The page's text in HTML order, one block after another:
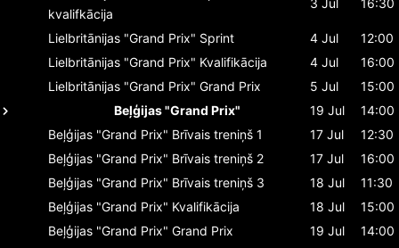
kvalifkācija
Lielbritānijas "Grand Prix" Sprint 4 Jul
12:00
Lielbritānijas "Grand Prix" Kvalifikācija 4 Jul
16:00
Lielbritānijas "Grand Prix" Grand Prix 5 Jul
15:00
Beļģijas "Grand Prix"
19 Jul
14:00
Beļģijas "Grand Prix" Brīvais treniņš 1 17 Jul
12:30
Beļģijas "Grand Prix" Brīvais treniņš 2 17 Jul
16:00
Beļģijas "Grand Prix" Brīvais treniņš 3 18 Jul
11:30
Beļģijas "Grand Prix" Kvalifikācija 18 Jul
15:00
Beļģijas "Grand Prix" Grand Prix 19 Jul
14:00